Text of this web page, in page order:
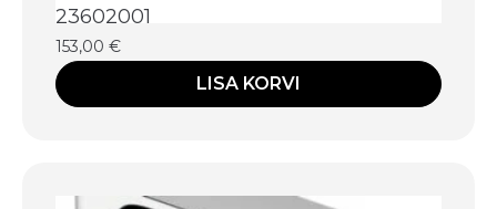
23602001
153,00 €
LISA KORVI